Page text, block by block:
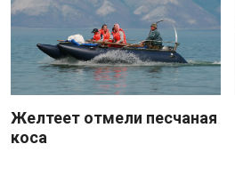
Желтеет отмели песчаная
коса